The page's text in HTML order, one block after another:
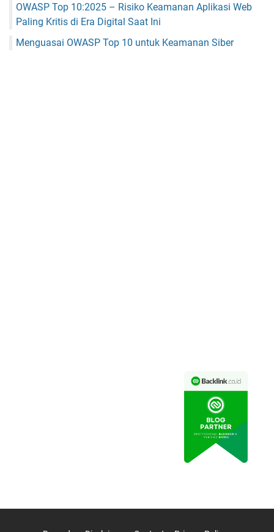
OWASP Top 10:2025 – Risiko Keamanan Aplikasi Web
Paling Kritis di Era Digital Saat Ini
Menguasai OWASP Top 10 untuk Keamanan Siber